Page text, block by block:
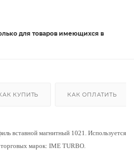
для товаров имеющихся в
КУПИТЬ КАК ОПЛАТИТЬ
вставной магнитный 1021. Используется
марок: IME TURBO.